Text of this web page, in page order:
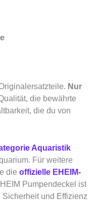
Nur
die bewährte
die du von
Aquaristik
Für weitere
die offizielle EHEIM-
Pumpendeckel ist
und Effizienz